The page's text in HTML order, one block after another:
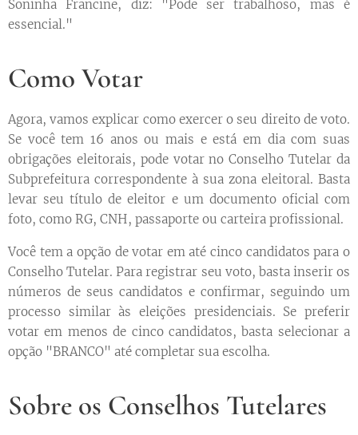
Soninha Francine, diz: "Pode ser trabalhoso, mas é
essencial."
Como Votar
Agora, vamos explicar como exercer o seu direito de voto.
Se você tem 16 anos ou mais e está em dia com suas
obrigações eleitorais, pode votar no Conselho Tutelar da
Subprefeitura correspondente à sua zona eleitoral. Basta
levar seu título de eleitor e um documento oficial com
foto, como RG, CNH, passaporte ou carteira profissional.
Você tem a opção de votar em até cinco candidatos para o
Conselho Tutelar. Para registrar seu voto, basta inserir os
números de seus candidatos e confirmar, seguindo um
processo similar às eleições presidenciais. Se preferir
votar em menos de cinco candidatos, basta selecionar a
opção "BRANCO" até completar sua escolha.
Sobre os Conselhos Tutelares